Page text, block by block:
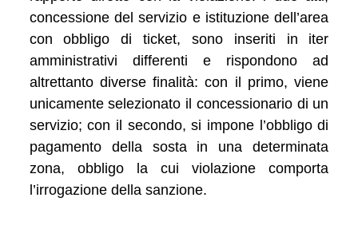
concessione del servizio e istituzione dell’area
con obbligo di ticket, sono inseriti in iter
amministrativi differenti e rispondono ad
altrettanto diverse finalità: con il primo, viene
unicamente selezionato il concessionario di un
servizio; con il secondo, si impone l’obbligo di
pagamento della sosta in una determinata
zona, obbligo la cui violazione comporta
l’irrogazione della sanzione.